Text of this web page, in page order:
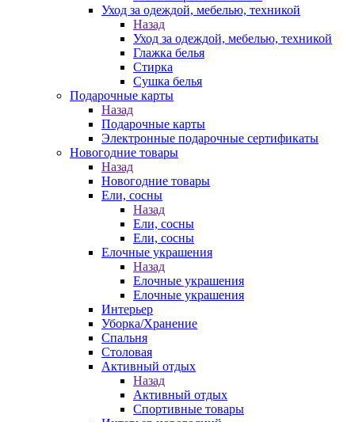
Уход за одеждой, мебелью, техникой
Назад
Уход за одеждой, мебелью, техникой
Глажка белья
Стирка
Сушка белья
Подарочные карты
Назад
Подарочные карты
Электронные подарочные сертификаты
Новогодние товары
Назад
Новогодние товары
Ели, сосны
Назад
Ели, сосны
Ели, сосны
Елочные украшения
Назад
Елочные украшения
Елочные украшения
Интерьер
Уборка/Хранение
Спальня
Столовая
Активный отдых
Назад
Активный отдых
Спортивные товары